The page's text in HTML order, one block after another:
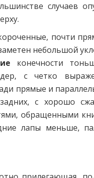
случаев
почти
небольшой
конечности
с четко
прямые и
с хорошо
обращенными
лапы меньше,